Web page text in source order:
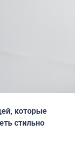
которые
стильно